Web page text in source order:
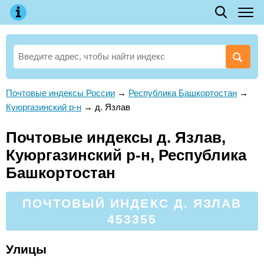
Почтовые индексы России → Республика Башкортостан →
Куюргазинский р-н → д. Язлав
Почтовые индексы д. Язлав,
Куюргазинский р-н, Республика
Башкортостан
ПОЧТОВЫЙ ИНДЕКС Д. ЯЗЛАВ
453355
Улицы